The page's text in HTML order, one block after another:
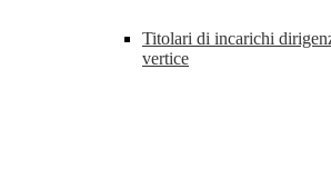
Titolari di incarichi
vertice